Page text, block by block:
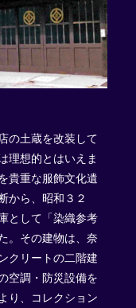
の土蔵を改装して
理想的とはいえま
貴重な服飾文化遺
から、昭和３２
として「染織参考
。その建物は、奈
クリートの二階建
空調・防災設備を
り、コレクション